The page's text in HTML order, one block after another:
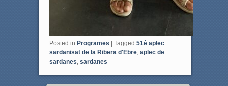
Posted in Programes | Tagged 51è aplec
sardanisat de la Ribera d'Ebre, aplec de
sardanes sardanes